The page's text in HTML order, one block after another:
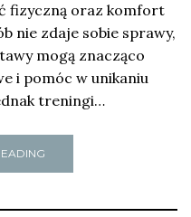
fizyczną oraz komfort
nie zdaje sobie sprawy,
mogą znacząco
i pomóc w unikaniu
treningi…